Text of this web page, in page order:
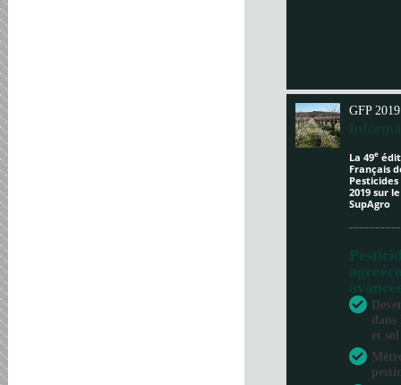
GFP 2019
La 49e
Français
2019 sur
SupAgro
dans
et sol